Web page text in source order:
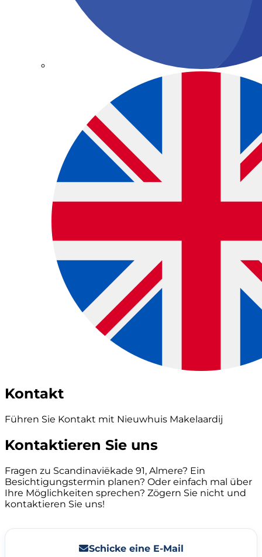
Kontakt
Führen Sie Kontakt mit Nieuwhuis Makelaardij
Kontaktieren Sie uns
Fragen zu Scandinaviëkade 91, Almere? Ein
Besichtigungstermin planen? Oder einfach mal über
Ihre Möglichkeiten sprechen? Zögern Sie nicht und
kontaktieren Sie uns!
Schicke eine E-Mail